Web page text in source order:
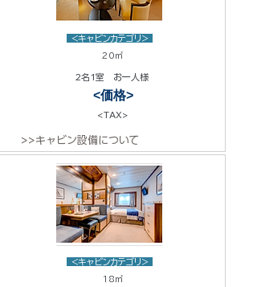
<キャビンカテゴリ>
20㎡
2名1室 お一人様
<価格>
<TAX>
>>キャビン設備について
<キャビンカテゴリ>
18㎡